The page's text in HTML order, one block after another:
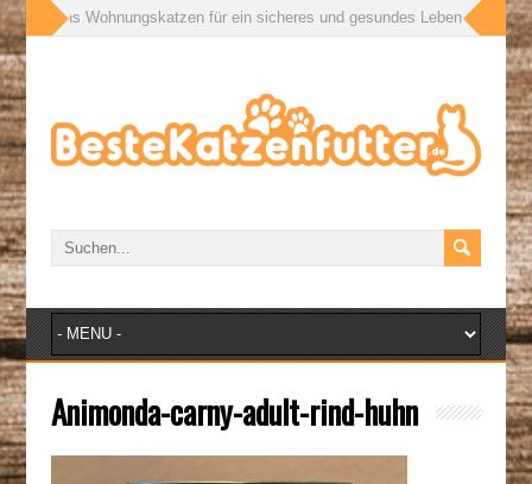
Was Wohnungskatzen für ein sicheres und gesundes Leben wirklich
Animonda-carny-adult-rind-huhn